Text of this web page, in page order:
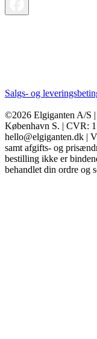
Salgs- og
©2026 Elgiganten A/S
København S. | CVR:
hello@elgiganten.dk |
samt afgifts- og
bestilling ikke er
behandlet din ordre og